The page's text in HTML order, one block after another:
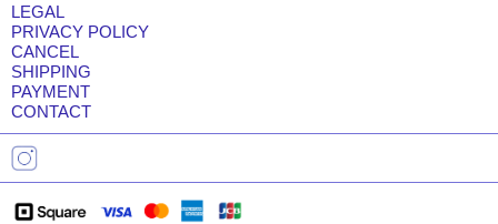
LEGAL
PRIVACY POLICY
CANCEL
SHIPPING
PAYMENT
CONTACT